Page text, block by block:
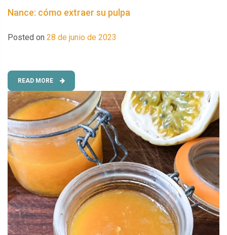
Nance: cómo extraer su pulpa
Posted on 28 de junio de 2023
READ MORE